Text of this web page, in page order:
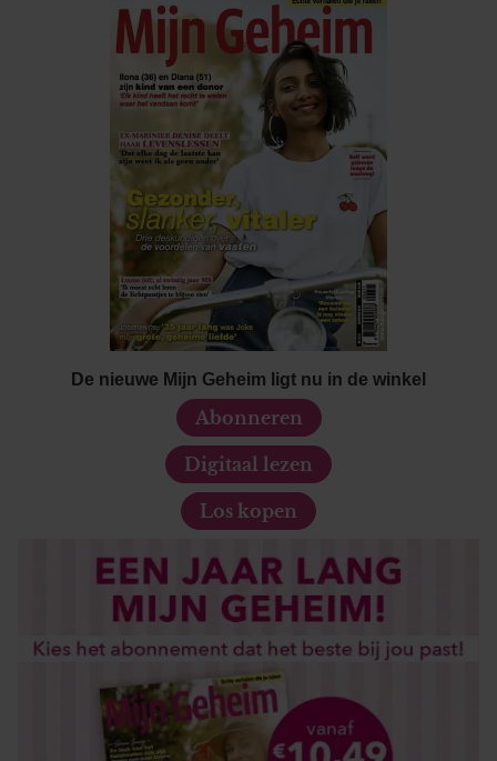
De nieuwe Mijn Geheim ligt nu in de winkel
Abonneren
Digitaal lezen
Los kopen